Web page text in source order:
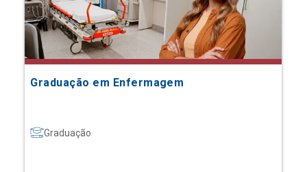
Graduação em Enfermagem
Graduação